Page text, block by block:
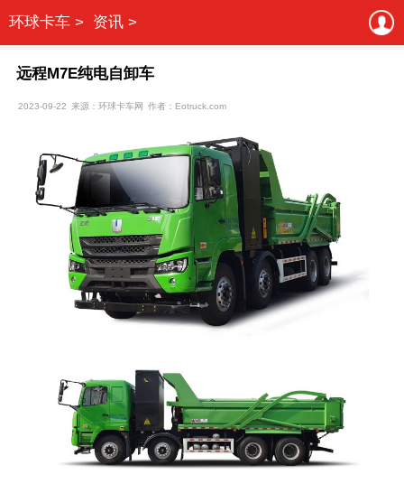
环球卡车 > 资讯 >
远程M7E纯电自卸车
2023-09-22 来源：环球卡车网 作者：Eotruck.com